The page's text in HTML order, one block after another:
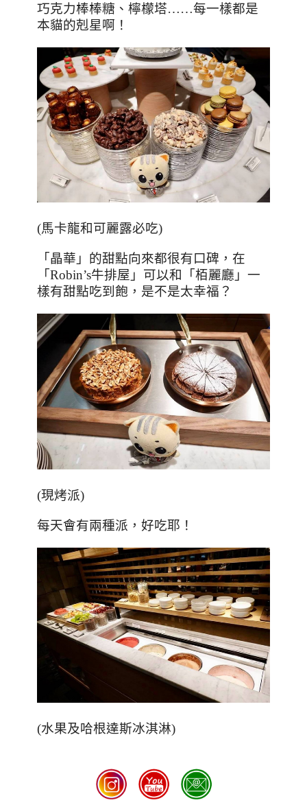
巧克力棒棒糖、檸檬塔……每一樣都是
本貓的剋星啊！
(馬卡龍和可麗露必吃)
「晶華」的甜點向來都很有口碑，在
「 Robin’s牛排屋」可以和「栢麗廳」一
樣有甜點吃到飽，是不是太幸福？
(現烤派)
每天會有兩種派，好吃耶！
(水果及哈根達斯冰淇淋)